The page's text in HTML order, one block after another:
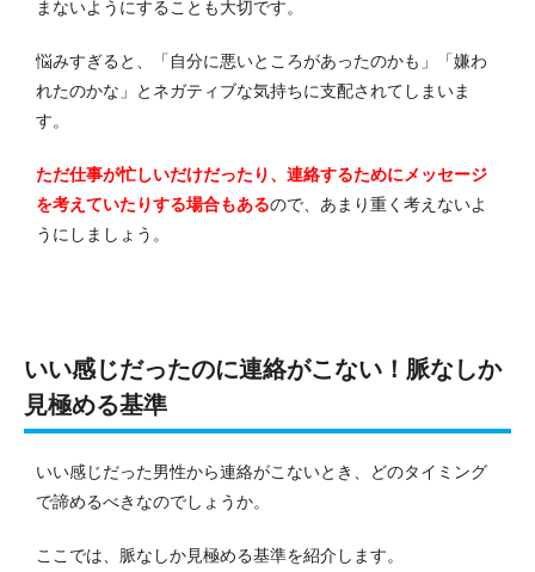
まないようにすることも大切です。
悩みすぎると、「自分に悪いところがあったのかも」「嫌わ
れたのかな」とネガティブな気持ちに支配されてしまいま
す。
ただ仕事が忙しいだけだったり、連絡するためにメッセージ
を考えていたりする場合もあるので、あまり重く考えないよ
うにしましょう。
いい感じだったのに連絡がこない！脈なしか
見極める基準
いい感じだった男性から連絡がこないとき、どのタイミング
で諦めるべきなのでしょうか。
ここでは、脈なしか見極める基準を紹介します。